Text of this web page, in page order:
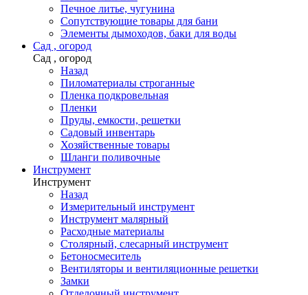
Печное литье, чугунина
Сопутствующие товары для бани
Элементы дымоходов, баки для воды
Сад , огород
Сад , огород
Назад
Пиломатериалы строганные
Пленка подкровельная
Пленки
Пруды, емкости, решетки
Садовый инвентарь
Хозяйственные товары
Шланги поливочные
Инструмент
Инструмент
Назад
Измерительный инструмент
Инструмент малярный
Расходные материалы
Столярный, слесарный инструмент
Бетоносмеситель
Вентиляторы и вентиляционные решетки
Замки